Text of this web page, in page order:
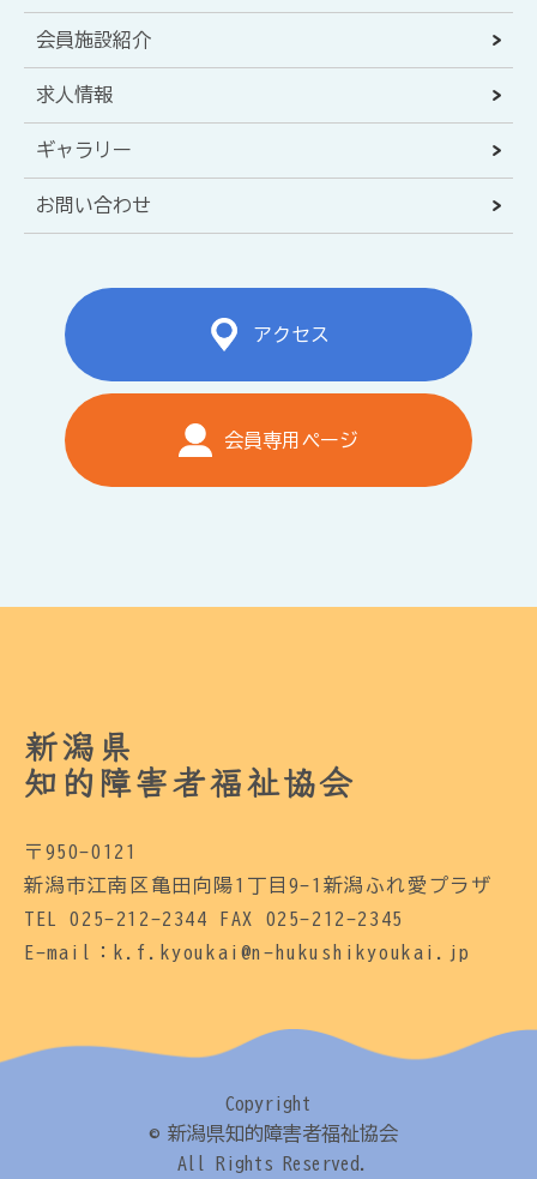
会員施設紹介
求人情報
ギャラリー
お問い合わせ
アクセス
会員専用ページ
新潟県
知的障害者福祉協会
〒950-0121
新潟市江南区亀田向陽1丁目9-1新潟ふれ愛プラザ
TEL 025-212-2344 FAX 025-212-2345
E-mail：k.f.kyoukai@n-hukushikyoukai.jp
Copyright
© 新潟県知的障害者福祉協会
All Rights Reserved.